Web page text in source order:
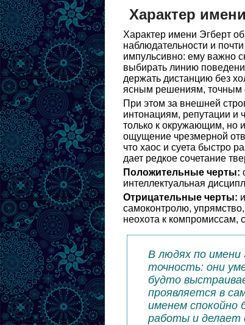
Характер
Характер имени Эгберт
наблюдательности и
импульсивно: ему важно
выбирать линию
держать дистанцию без
ясным решениям, точным
При этом за внешней
интонациям, репутации и
только к окружающим, но
ощущение чрезмерной
что хаос и суета быстро
дает редкое сочетание
Положительные черты:
интеллектуальная
Отрицательные черты:
самоконтролю,
неохота к компромиссам,
В людях по имени
точность: они
будто
проявляется в
именем спокойно
работы и делает